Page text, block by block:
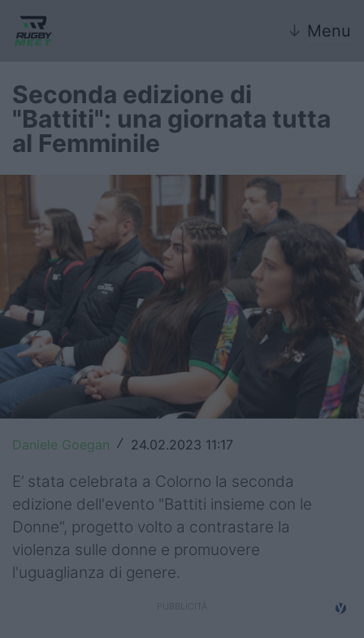
↓ Menu
Nazionale
Nazionali giovanili
Rugby Sevens
FIR
Internazionale
6 Nazioni
United Rugby Championship
Premiership
Champions Cup
Challenge Cup
World Rugby
Rugby World Cup
Seconda edizione di
"Battiti": una giornata tutta
al Femminile
Daniele Goegan / 24.02.2023 11:17
E’ stata celebrata a Colorno la seconda
edizione dell'evento "Battiti insieme con le
Donne”, progetto volto a contrastare la
violenza sulle donne e promuovere
l'uguaglianza di genere.